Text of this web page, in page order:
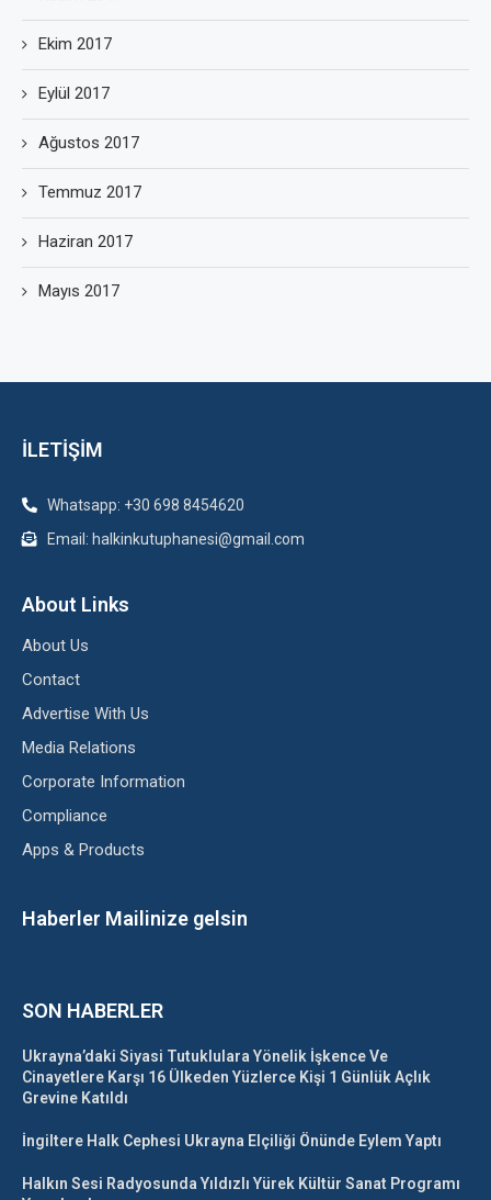
Ekim 2017
Eylül 2017
Ağustos 2017
Temmuz 2017
Haziran 2017
Mayıs 2017
İLETİŞİM
Whatsapp: +30 698 8454620
Email: halkinkutuphanesi@gmail.com
About Links
About Us
Contact
Advertise With Us
Media Relations
Corporate Information
Compliance
Apps & Products
Haberler Mailinize gelsin
SON HABERLER
Ukrayna’daki Siyasi Tutuklulara Yönelik İşkence Ve
Cinayetlere Karşı 16 Ülkeden Yüzlerce Kişi 1 Günlük Açlık
Grevine Katıldı
İngiltere Halk Cephesi Ukrayna Elçiliği Önünde Eylem Yaptı
Halkın Sesi Radyosunda Yıldızlı Yürek Kültür Sanat Programı